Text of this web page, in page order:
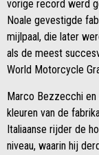
vorige record werd
Noale gevestigde
mijlpaal, die later
als de meest
World Motorcycle
Marco Bezzecchi
kleuren van de
Italiaanse rijder de
niveau, waarin hij